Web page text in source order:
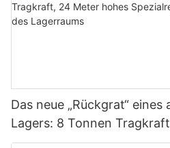
Das neue „Rückgrat“
Lagers: 8 Tonnen
Spezialregal – eine